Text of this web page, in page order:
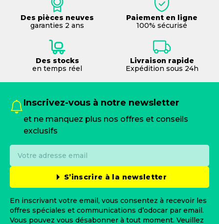
Des pièces neuves
garanties 2 ans
Paiement en ligne
100% sécurisé
Des stocks
en temps réel
Livraison rapide
Expédition sous 24h
Inscrivez-vous à notre newsletter
et ne manquez plus nos offres et conseils
exclusifs
S’inscrire à la newsletter
En inscrivant votre email, vous consentez à recevoir les
offres spéciales et communications d’odocar par email.
Vous pouvez vous désabonner à tout moment. Veuillez